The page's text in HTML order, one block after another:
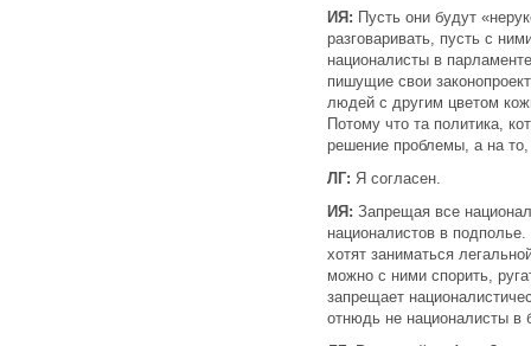
ИЯ: Пусть они будут
разговаривать, пусть с
националисты в
пишущие свои
людей с другим цветом
Потому что та политика,
решение проблемы, а на то,
ЛГ: Я согласен.
ИЯ: Запрещая все
националистов в
хотят заниматься
можно с ними спорить,
запрещает
отнюдь не националисты в